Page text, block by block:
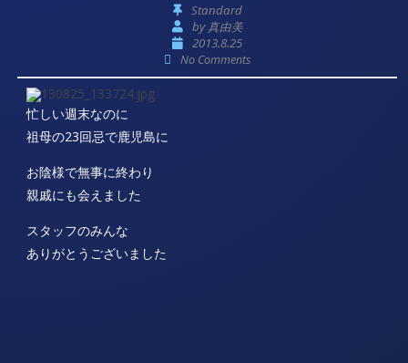
Standard
by真由美
2013.8.25
No Comments
忙しい週末なのに
祖母の23回忌で鹿児島に
お陰様で無事に終わり
親戚にも会えました
スタッフのみんな
ありがとうございました